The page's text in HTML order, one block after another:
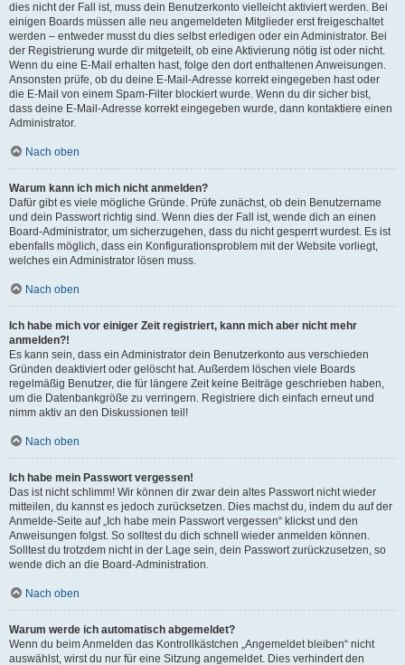
dies nicht der Fall ist, muss dein Benutzerkonto vielleicht aktiviert werden. Bei
einigen Boards müssen alle neu angemeldeten Mitglieder erst freigeschaltet
werden – entweder musst du dies selbst erledigen oder ein Administrator. Bei
der Registrierung wurde dir mitgeteilt, ob eine Aktivierung nötig ist oder nicht.
Wenn du eine E-Mail erhalten hast, folge den dort enthaltenen Anweisungen.
Ansonsten prüfe, ob du deine E-Mail-Adresse korrekt eingegeben hast oder
die E-Mail von einem Spam-Filter blockiert wurde. Wenn du dir sicher bist,
dass deine E-Mail-Adresse korrekt eingegeben wurde, dann kontaktiere einen
Administrator.
Nach oben
Warum kann ich mich nicht anmelden?
Dafür gibt es viele mögliche Gründe. Prüfe zunächst, ob dein Benutzername
und dein Passwort richtig sind. Wenn dies der Fall ist, wende dich an einen
Board-Administrator, um sicherzugehen, dass du nicht gesperrt wurdest. Es ist
ebenfalls möglich, dass ein Konfigurationsproblem mit der Website vorliegt,
welches ein Administrator lösen muss.
Nach oben
Ich habe mich vor einiger Zeit registriert, kann mich aber nicht mehr
anmelden?!
Es kann sein, dass ein Administrator dein Benutzerkonto aus verschieden
Gründen deaktiviert oder gelöscht hat. Außerdem löschen viele Boards
regelmäßig Benutzer, die für längere Zeit keine Beiträge geschrieben haben,
um die Datenbankgröße zu verringern. Registriere dich einfach erneut und
nimm aktiv an den Diskussionen teil!
Nach oben
Ich habe mein Passwort vergessen!
Das ist nicht schlimm! Wir können dir zwar dein altes Passwort nicht wieder
mitteilen, du kannst es jedoch zurücksetzen. Dies machst du, indem du auf der
Anmelde-Seite auf „Ich habe mein Passwort vergessen“ klickst und den
Anweisungen folgst. So solltest du dich schnell wieder anmelden können.
Solltest du trotzdem nicht in der Lage sein, dein Passwort zurückzusetzen, so
wende dich an die Board-Administration.
Nach oben
Warum werde ich automatisch abgemeldet?
Wenn du beim Anmelden das Kontrollkästchen „Angemeldet bleiben“ nicht
auswählst, wirst du nur für eine Sitzung angemeldet. Dies verhindert den